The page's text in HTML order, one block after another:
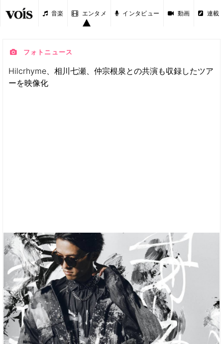
音楽 エンタメ インタビュー 動画 連載
フォトニュース
Hilcrhyme、相川七瀬、仲宗根泉との共演も収録したツア
ーを映像化